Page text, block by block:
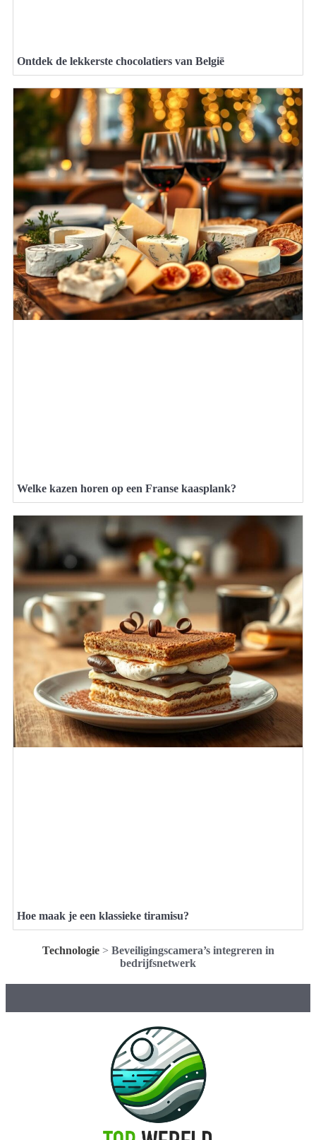
Ontdek de lekkerste chocolatiers van België
Welke kazen horen op een Franse kaasplank?
Hoe maak je een klassieke tiramisu?
Technologie> Beveiligingscamera’s integreren in
bedrijfsnetwerk